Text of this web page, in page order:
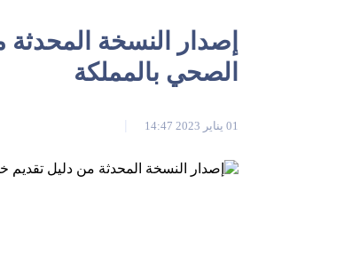
إصدار النسخة
الصحي بالمملكة
01 يناير 2023 14:47